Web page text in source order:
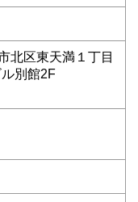
北区東天満１丁目
別館2F